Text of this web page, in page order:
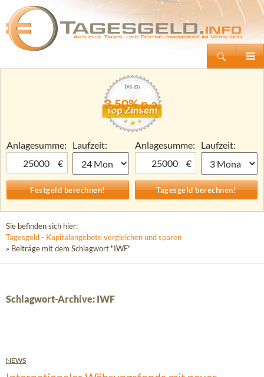
Tagesgeld.info – Tagesgeldkonten vergleichen und Tagesgeld-Zinsen berechnen
Zum
3,50% p.a.
Anlagesumme:
€
Laufzeit:
Anlagesumme:
€
Laufzeit:
Sie befinden sich hier:
Tagesgeld - Kapitalangebote vergleichen und sparen
» Beiträge mit dem Schlagwort "IWF"
Schlagwort-Archive: IWF
NEWS